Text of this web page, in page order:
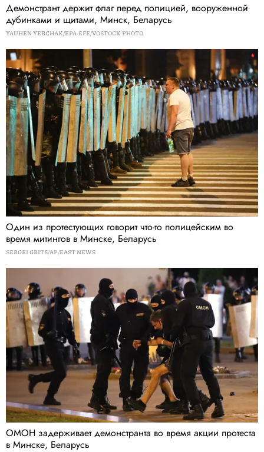
Демонстрант держит флаг перед полицией, вооруженной
дубинками и щитами, Минск, Беларусь
YAUHEN YERCHAK/EPA-EFE/VOSTOCK PHOTO
Один из протестующих говорит что-то полицейским во
время митингов в Минске, Беларусь
SERGEI GRITS/AP/EAST NEWS
ОМОН задерживает демонстранта во время акции протеста
в Минске, Беларусь